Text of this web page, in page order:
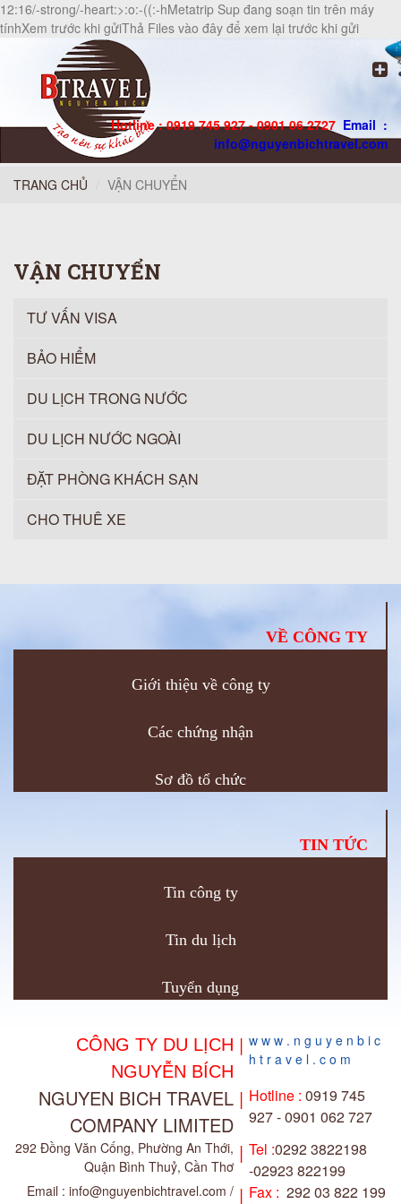
12:16/-strong/-heart:>:o:-((:-hMetatrip Sup đang soạn tin trên máy
tínhXem trước khi gửiThả Files vào đây để xem lại trước khi gửi
Hotline : 0919 745 927 - 0901 06 2727 Email :
info@nguyenbichtravel.com
TRANG CHỦ VẬN CHUYỂN
VẬN CHUYỂN
TƯ VẤN VISA
BẢO HIỂM
DU LỊCH TRONG NƯỚC
DU LỊCH NƯỚC NGOÀI
ĐẶT PHÒNG KHÁCH SẠN
CHO THUÊ XE
VỀ CÔNG TY
Giới thiệu về công ty
Các chứng nhận
Sơ đồ tổ chức
TIN TỨC
Tin công ty
Tin du lịch
Tuyển dụng
CÔNG TY DU LỊCH
NGUYỄN BÍCH
| w w w . n g u y e n b i c
h t r a v e l . c o m
NGUYEN BICH TRAVEL
COMPANY LIMITED
| Hotline : 0919 745
927 - 0901 062 727
292 Đồng Văn Cống, Phường An Thới,
Quận Bình Thuỷ, Cần Thơ
| Tel :0292 3822198
-02923 822199
Email : info@nguyenbichtravel.com / | Fax : 292 03 822 199